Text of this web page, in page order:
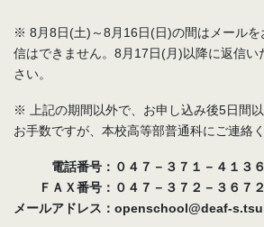
※ 8月8日(土)～8月16日(日)の間はメールを
信はできません。8月17日(月)以降に返信い
さい。
※ 上記の期間以外で、お申し込み後5日間以
お手数ですが、本校高等部普通科にご連絡く
電話番号：０４７－３７１－４１３６
ＦＡＸ番号：０４７－３７２－３６７２
メールアドレス：openschool@deaf-